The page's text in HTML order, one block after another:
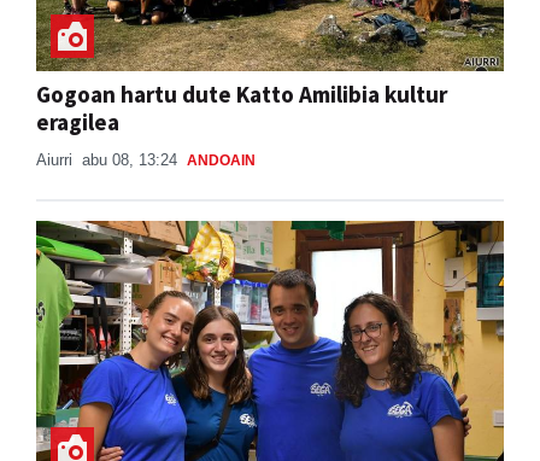
Gogoan hartu dute Katto Amilibia kultur
eragilea
Aiurri abu 08, 13:24 ANDOAIN